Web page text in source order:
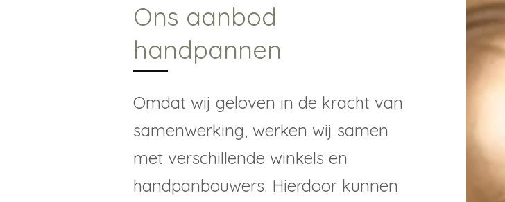
Ons aanbod
handpannen
Omdat wij geloven in de kracht van
samenwerking, werken wij samen
met verschillende winkels en
handpanbouwers. Hierdoor kunnen